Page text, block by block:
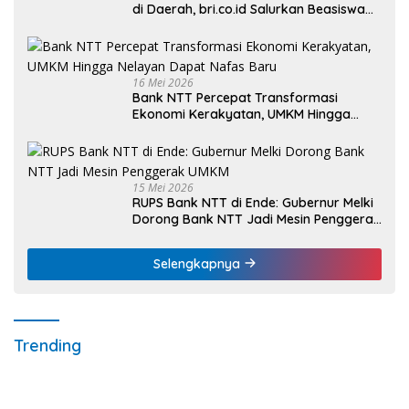
di Daerah, bri.co.id Salurkan Beasiswa
Weetebula
16 Mei 2026
Bank NTT Percepat Transformasi
Ekonomi Kerakyatan, UMKM Hingga
15 Mei 2026
RUPS Bank NTT di Ende: Gubernur Melki
Dorong Bank NTT Jadi Mesin Penggerak
Selengkapnya
Trending